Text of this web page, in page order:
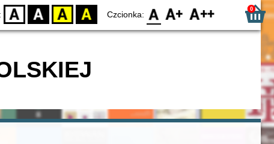
D BW YB BY Czcionka: F0 F1 F2 0